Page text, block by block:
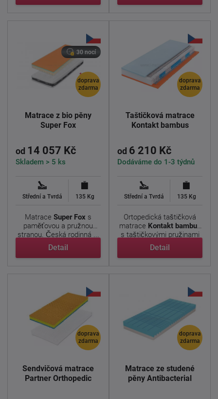
doprava
zdarma
30 nocí
Matrace z bio pěny
Super Fox
od 14 057 Kč
Skladem > 5 ks
Střední a Tvrdá 135 Kg
Matrace Super Fox s
paměťovou a pružnou
stranou. Česká rodinná ...
Detail
doprava
zdarma
Taštičková matrace
Kontakt bambus
od 6 210 Kč
Dodáváme do 1-3 týdnů
Střední a Tvrdá 135 Kg
Ortopedická taštičková
matrace Kontakt bambus
s taštičkovými pružinami
...
Detail
doprava
zdarma
Sendvičová matrace
Partner Orthopedic
doprava
zdarma
Matrace ze studené
pěny Antibacterial